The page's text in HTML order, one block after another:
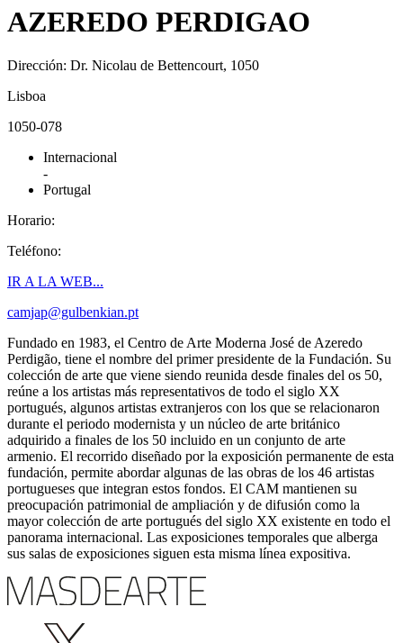
AZEREDO PERDIGAO
Dirección: Dr. Nicolau de Bettencourt, 1050
Lisboa
1050-078
Internacional
-
Portugal
Horario:
Teléfono:
IR A LA WEB...
camjap@gulbenkian.pt
Fundado en 1983, el Centro de Arte Moderna José de Azeredo
Perdigão, tiene el nombre del primer presidente de la Fundación. Su
colección de arte que viene siendo reunida desde finales del os 50,
reúne a los artistas más representativos de todo el siglo XX
portugués, algunos artistas extranjeros con los que se relacionaron
durante el periodo modernista y un núcleo de arte británico
adquirido a finales de los 50 incluido en un conjunto de arte
armenio. El recorrido diseñado por la exposición permanente de esta
fundación, permite abordar algunas de las obras de los 46 artistas
portugueses que integran estos fondos. El CAM mantienen su
preocupación patrimonial de ampliación y de difusión como la
mayor colección de arte portugués del siglo XX existente en todo el
panorama internacional. Las exposiciones temporales que alberga
sus salas de exposiciones siguen esta misma línea expositiva.